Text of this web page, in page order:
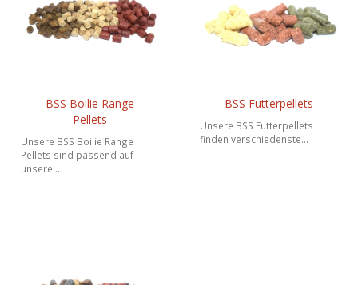
BSS Boilie Range
Pellets
Unsere BSS Boilie Range
Pellets sind passend auf
unsere...
BSS Futterpellets
Unsere BSS Futterpellets
finden verschiedenste...